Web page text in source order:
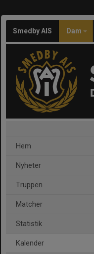
Smedby AIS Dam
Hem
Nyheter
Truppen
Matcher
Statistik
Kalender